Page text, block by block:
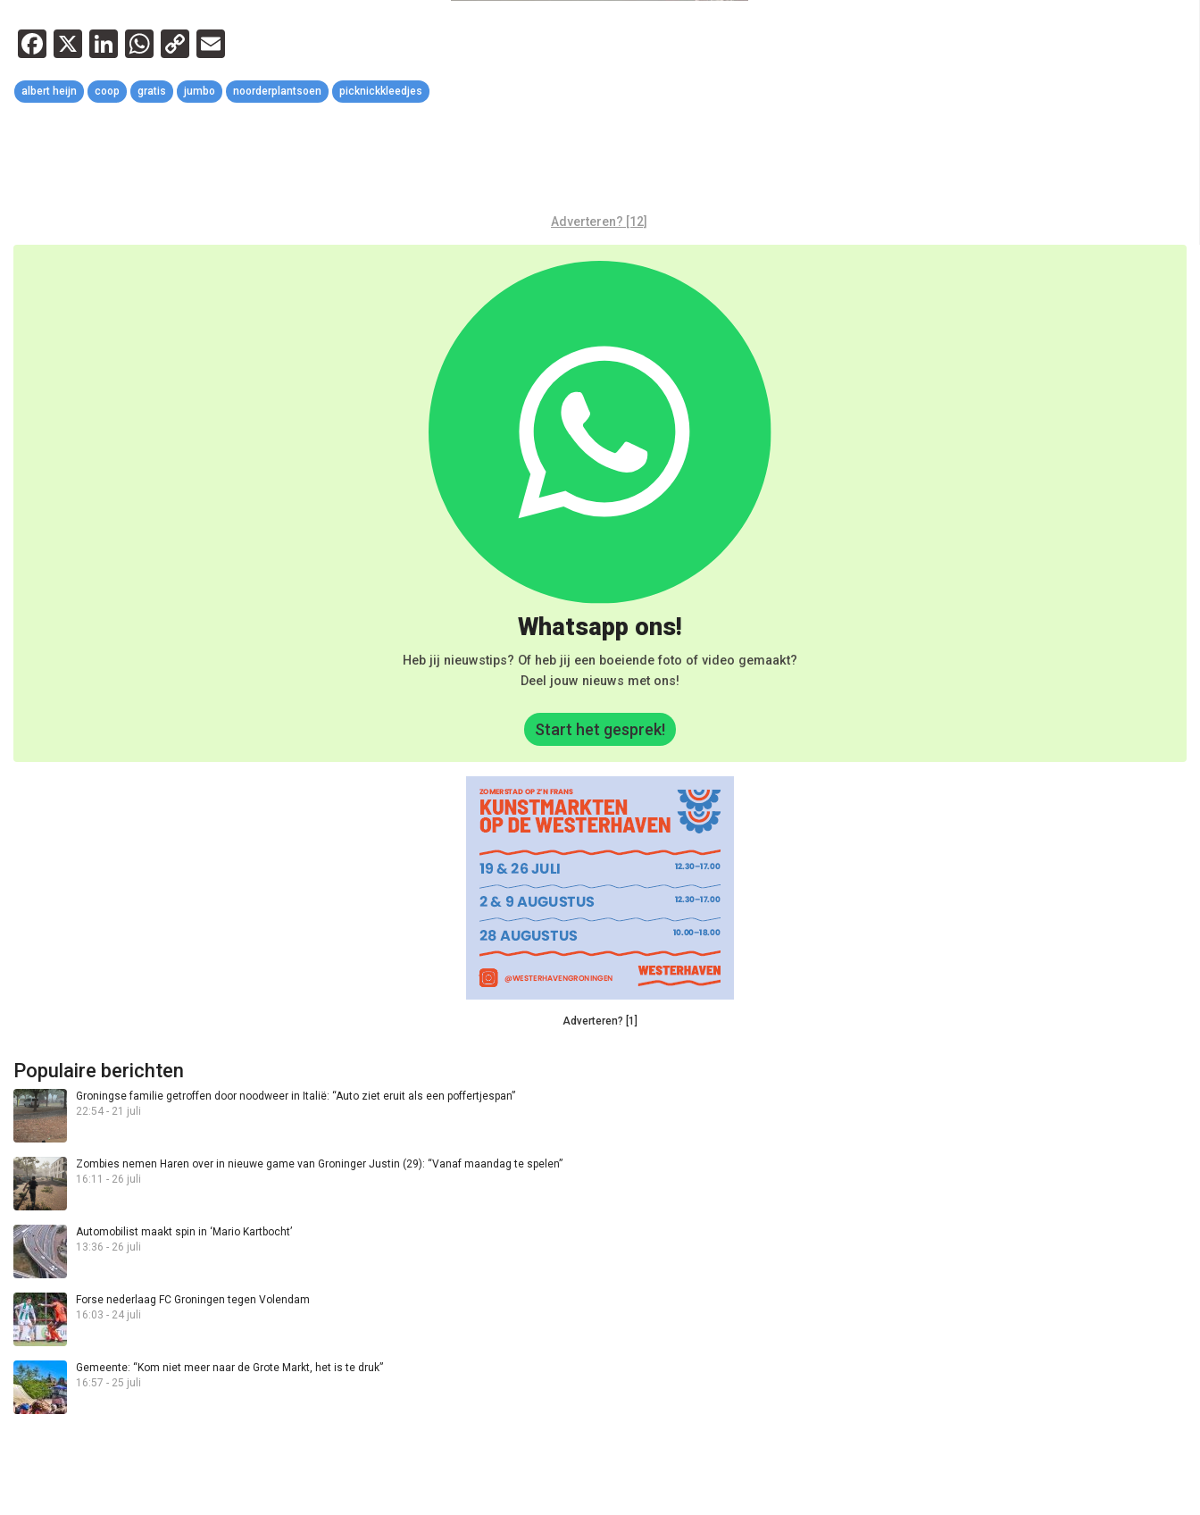
Facebook
X LinkedIn
WhatsApp
Copy
Link
albert heijn coop gratis jumbo noorderplantsoen picknickkleedjes
Adverteren? [12]
Whatsapp ons!
Heb jij nieuwstips? Of heb jij een boeiende foto of video gemaakt?
Deel jouw nieuws met ons!
Start het gesprek!
Adverteren? [1]
Populaire berichten
Groningse familie getroffen door noodweer in Italië: “Auto ziet eruit als een poffertjespan”
22:54 - 21 juli
Zombies nemen Haren over in nieuwe game van Groninger Justin (29): “Vanaf maandag te spelen”
16:11 - 26 juli
Automobilist maakt spin in ‘Mario Kartbocht’
13:36 - 26 juli
Forse nederlaag FC Groningen tegen Volendam
16:03 - 24 juli
Gemeente: “Kom niet meer naar de Grote Markt, het is te druk”
16:57 - 25 juli